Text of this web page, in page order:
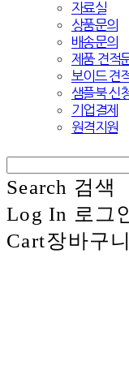
자료실
상품문의
배송문의
제품 견적
보이드 견
샘플북 신
기업결제
원격지원
Search 검색
Log In 로그
Cart장바구니